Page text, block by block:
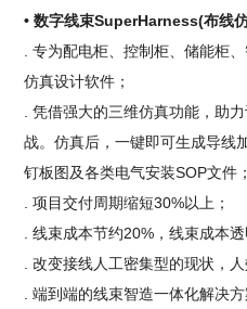
• 数字线束SuperHarness(布线
. 专为配电柜、控制柜、储能柜
仿真设计软件；
. 凭借强大的三维仿真功能，助
战。仿真后，一键即可生成导线
钉板图及各类电气安装SOP文件；
. 项目交付周期缩短30%以上；
. 线束成本节约20%，线束成本透
. 改变接线人工密集型的现状，人
. 端到端的线束智造一体化解决